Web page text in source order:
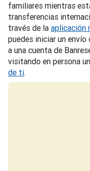
familiares mientras
transferencias
través de la aplicación
puedes iniciar un envío
a una cuenta de
visitando en persona
de ti.